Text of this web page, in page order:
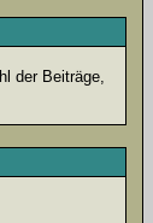
der Beiträge,